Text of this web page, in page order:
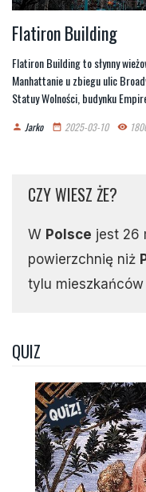
Flatiron Building
Flatiron Building to słynny
Manhattanie u zbiegu ulic
Statuy Wolności, budynku
person Jarko date_range 2025-03-10 remove_red_eye
CZY WIESZ ŻE?
W Polsce jest 26
powierzchnię niż
tylu
QUIZ